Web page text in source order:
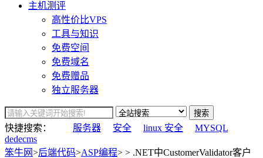
主机测评
高性价比VPS
工具与知识
免费空间
免费域名
免费赠品
独立服务器
搜索
快捷搜索： 服务器 安全 linux 安全
MYSQL
dedecms
笨牛网>后端代码>ASP编程> > .NET中CustomerValidator客户